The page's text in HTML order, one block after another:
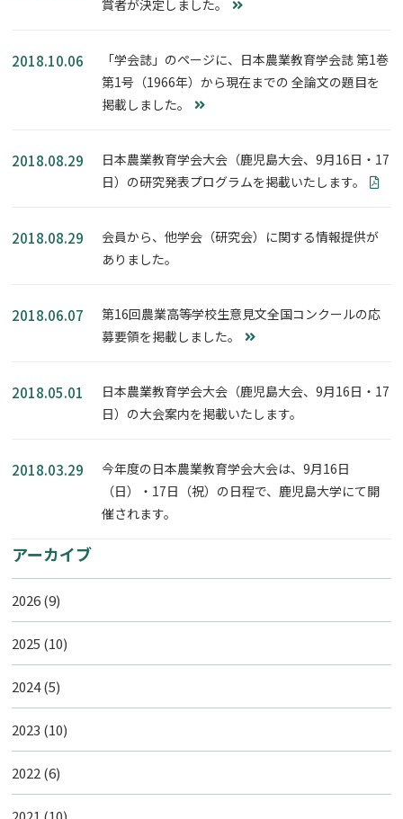
アーカイブ
2026(9)
2025 (10)
2024(5)
2023 (10)
2022 (6)
賞者が決定しました。
2018.10.06
「学会誌」のページに、日本農業教育学会誌 第1巻
第1号（1966年）から現在までの 全論文の題目を
掲載しました。
2018.08.29
日本農業教育学会大会（鹿児島大会、9月16日・17
日）の研究発表プログラムを掲載いたします。
2018.08.29
会員から、他学会（研究会）に関する情報提供が
ありました。
2018.06.07
第16回農業高等学校生意見文全国コンクールの応
募要領を掲載しました。
2018.05.01
日本農業教育学会大会（鹿児島大会、9月16日・17
日）の大会案内を掲載いたします。
2018.03.29
今年度の日本農業教育学会大会は、9月16日
（日）・17日（祝）の日程で、鹿児島大学にて開
催されます。